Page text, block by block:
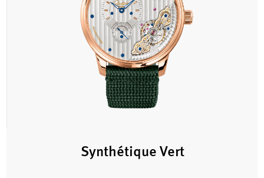
Synthétique Vert